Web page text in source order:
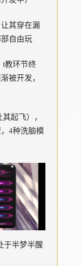
其穿在漏
自由玩
t教环节终
被开发，
起飞），
4种洗脑模
于半梦半醒